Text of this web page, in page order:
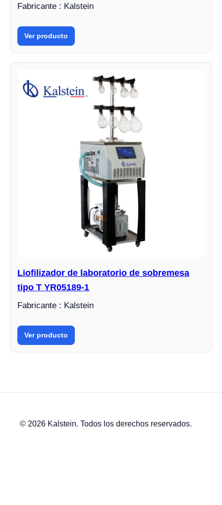
Fabricante : Kalstein
Ver producto
Liofilizador de laboratorio de sobremesa
tipo T YR05189-1
Fabricante : Kalstein
Ver producto
© 2026 Kalstein. Todos los derechos reservados.